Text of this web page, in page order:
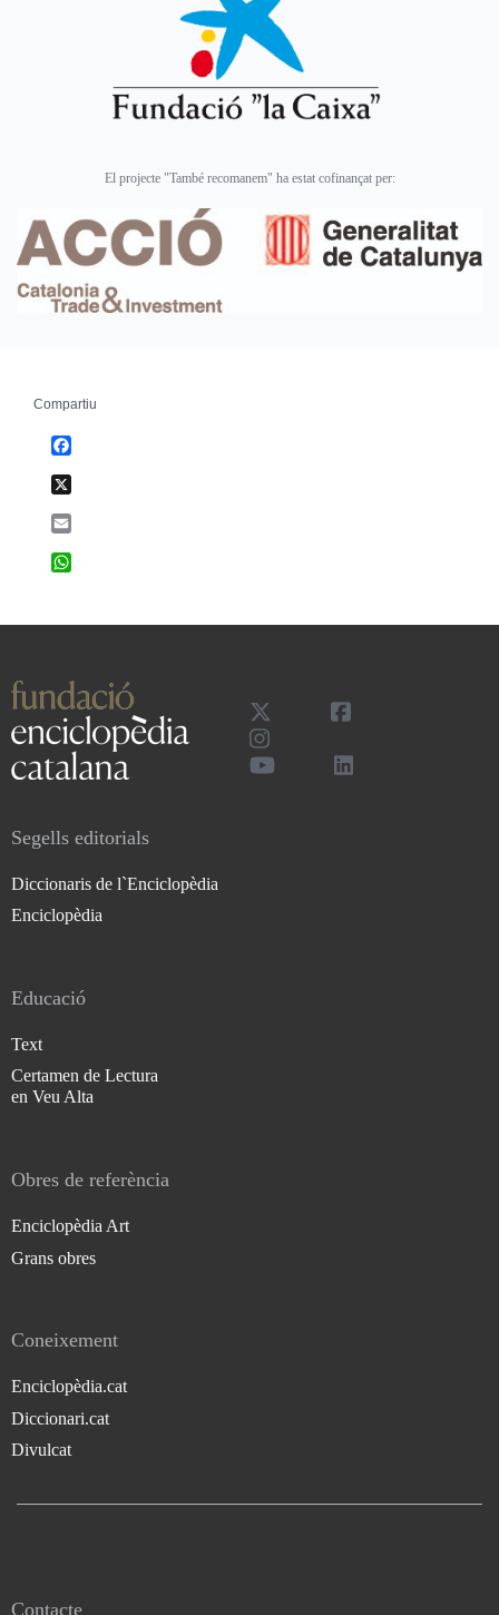
El projecte "També recomanem" ha estat cofinançat per:
Compartiu
Segells editorials
Diccionaris de l`Enciclopèdia
Enciclopèdia
Educació
Text
Certamen de Lectura
en Veu Alta
Obres de referència
Enciclopèdia Art
Grans obres
Coneixement
Enciclopèdia.cat
Diccionari.cat
Divulcat
Contacte